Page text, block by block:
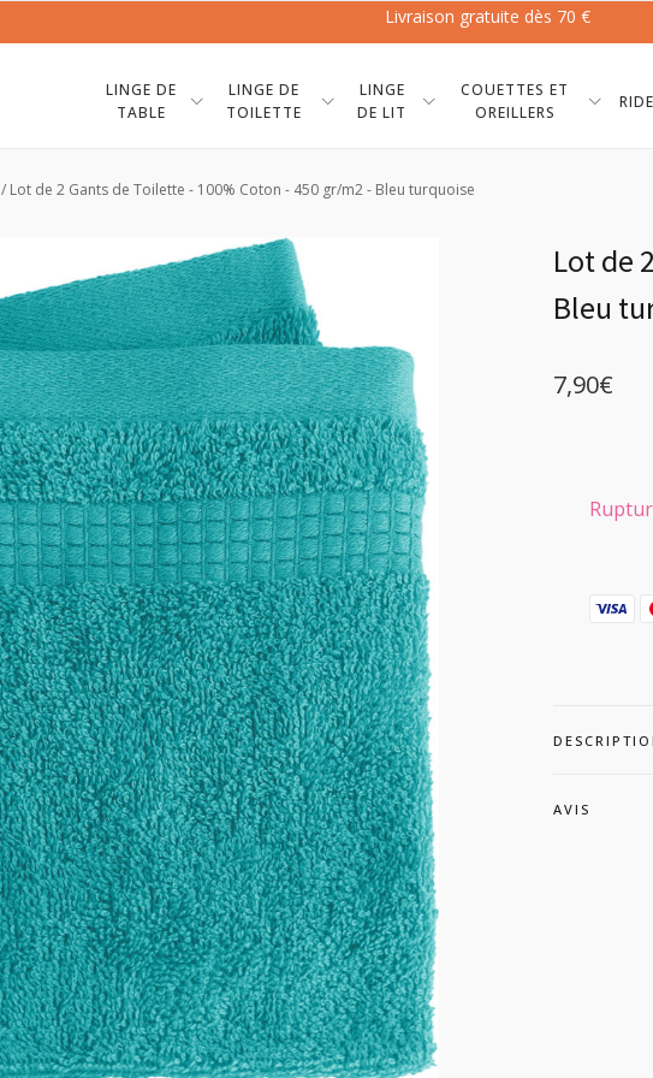
Livraison gratuite dès 70 €
LINGE DE
TABLE
LINGE DE
TOILETTE
LINGE
DE LIT
COUETTES ET
OREILLERS
/ Lot de 2 Gants de Toilette - 100% Coton - 450 gr/m2 - Bleu turquoise
Lot de
Bleu
7,90€
AVIS